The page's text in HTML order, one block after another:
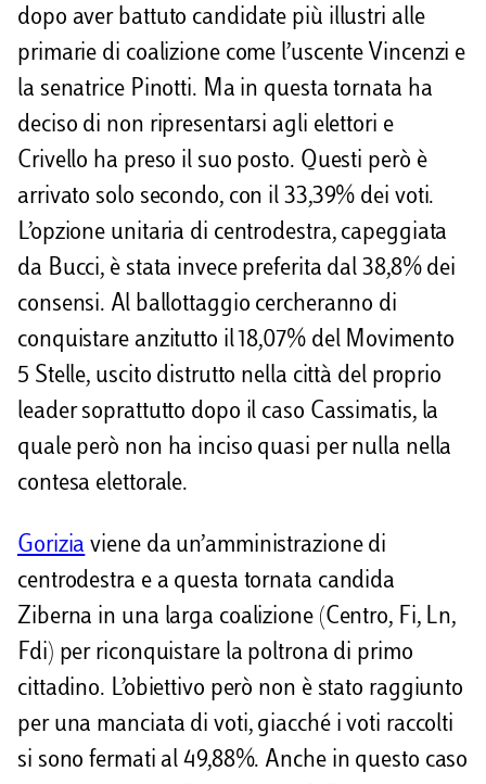
dopo aver battuto candidate più illustri alle
primarie di coalizione come l’uscente Vincenzi e
la senatrice Pinotti. Ma in questa tornata ha
deciso di non ripresentarsi agli elettori e
Crivello ha preso il suo posto. Questi però è
arrivato solo secondo, con il 33,39% dei voti.
L’opzione unitaria di centrodestra, capeggiata
da Bucci, è stata invece preferita dal 38,8% dei
consensi. Al ballottaggio cercheranno di
conquistare anzitutto il 18,07% del Movimento
5 Stelle, uscito distrutto nella città del proprio
leader soprattutto dopo il caso Cassimatis, la
quale però non ha inciso quasi per nulla nella
contesa elettorale.
Gorizia viene da un’amministrazione di
centrodestra e a questa tornata candida
Ziberna in una larga coalizione (Centro, Fi, Ln,
Fdi) per riconquistare la poltrona di primo
cittadino. L’obiettivo però non è stato raggiunto
per una manciata di voti, giacché i voti raccolti
si sono fermati al 49,88%. Anche in questo caso